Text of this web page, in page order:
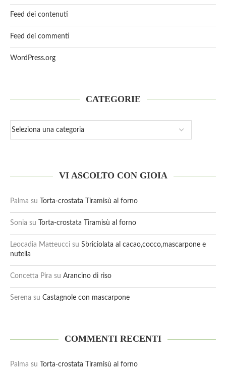
Feed dei contenuti
Feed dei commenti
WordPress.org
CATEGORIE
VI ASCOLTO CON GIOIA
Palma su Torta-crostata Tiramisù al forno
Sonia su Torta-crostata Tiramisù al forno
Leocadia Matteucci su Sbriciolata al cacao,cocco,mascarpone e
nutella
Concetta Pira su Arancino di riso
Serena su Castagnole con mascarpone
COMMENTI RECENTI
Palma su Torta-crostata Tiramisù al forno